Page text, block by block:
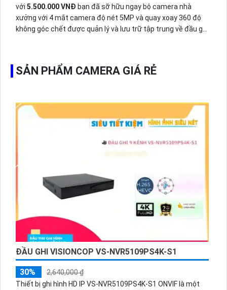
với 5.500.000 VNĐ bạn đã sỡ hữu ngay bộ camera nhà
xưởng với 4 mắt camera độ nét 5MP và quay xoay 360 độ
không góc chết được quản lý và lưu trữ tập trung về đầu ghi
SẢN PHẨM CAMERA GIÁ RẺ
ĐẦU GHI VISIONCOP VS-NVR5109PS4K-S1
30%
2,640,000 ₫
Thiết bị ghi hình HD IP VS-NVR5109PS4K-S1 ONVIF là một